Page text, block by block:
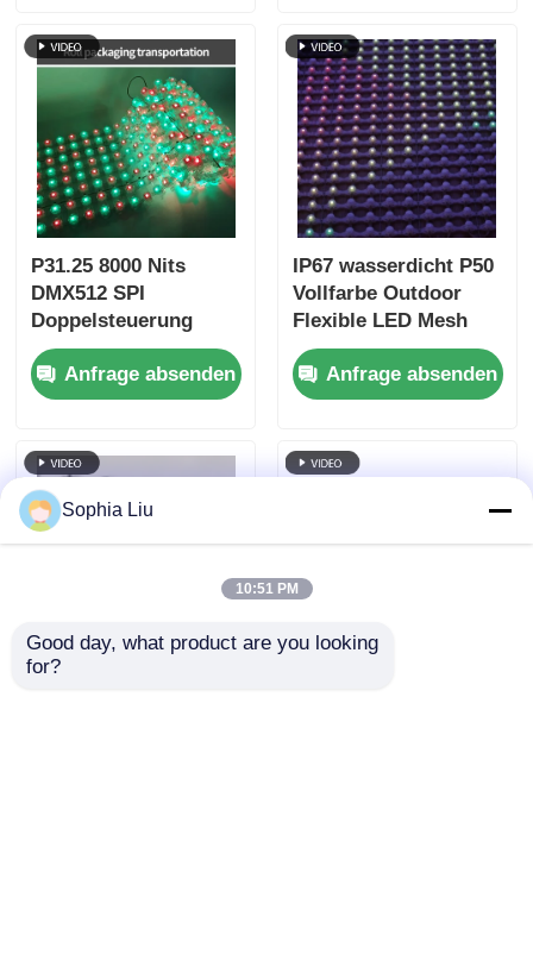
Projekte im
Kulturtourismus
P31.25 8000 Nits
DMX512 SPI
Doppelsteuerung
Energieeffizient
Niedrigleistungs-
LED-Gitterbildschirm
Anfrage absenden
IP67 wasserdicht P50
Vollfarbe Outdoor
Flexible LED Mesh
Vorhang Anzeige für
Gebäudefassade
Anfrage absenden
Sophia Liu
10:51 PM
Good day, what product are you looking
for?